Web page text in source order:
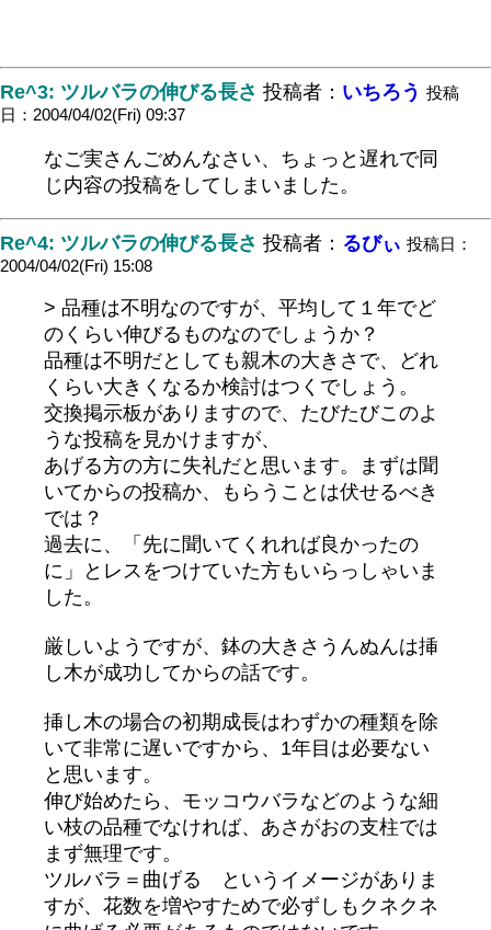
Re^3: ツルバラの伸びる長さ 投稿者： いちろう 投稿
日：2004/04/02(Fri) 09:37
なご実さんごめんなさい、ちょっと遅れで同
じ内容の投稿をしてしまいました。
Re^4: ツルバラの伸びる長さ 投稿者： るびぃ 投稿日：
2004/04/02(Fri) 15:08
> 品種は不明なのですが、平均して１年でど
のくらい伸びるものなのでしょうか？
品種は不明だとしても親木の大きさで、どれ
くらい大きくなるか検討はつくでしょう。
交換掲示板がありますので、たびたびこのよ
うな投稿を見かけますが、
あげる方の方に失礼だと思います。まずは聞
いてからの投稿か、もらうことは伏せるべき
では？
過去に、「先に聞いてくれれば良かったの
に」とレスをつけていた方もいらっしゃいま
した。
厳しいようですが、鉢の大きさうんぬんは挿
し木が成功してからの話です。
挿し木の場合の初期成長はわずかの種類を除
いて非常に遅いですから、1年目は必要ない
と思います。
伸び始めたら、モッコウバラなどのような細
い枝の品種でなければ、あさがおの支柱では
まず無理です。
ツルバラ＝曲げる というイメージがありま
すが、花数を増やすためで必ずしもクネクネ